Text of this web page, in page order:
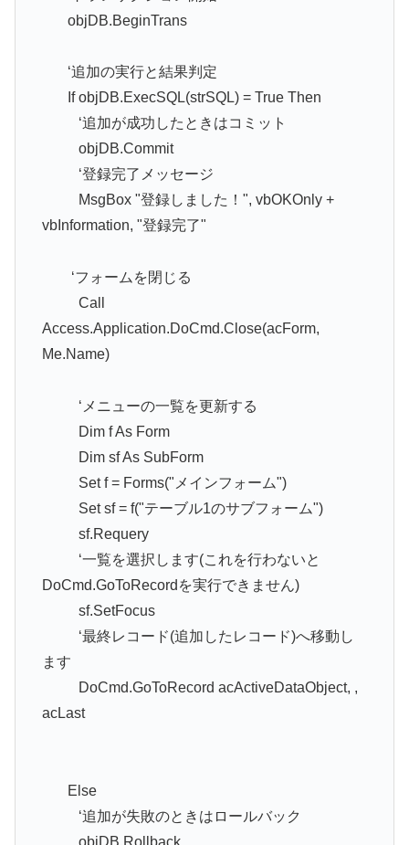
objDB.BeginTrans
‘追加の実行と結果判定
If objDB.ExecSQL(strSQL) = True Then
‘追加が成功したときはコミット
objDB.Commit
‘登録完了メッセージ
MsgBox "登録しました！", vbOKOnly +
vbInformation, "登録完了"
‘フォームを閉じる
Call
Access.Application.DoCmd.Close(acForm,
Me.Name)
‘メニューの一覧を更新する
Dim f As Form
Dim sf As SubForm
Set f = Forms("メインフォーム")
Set sf = f("テーブル1のサブフォーム")
sf.Requery
‘一覧を選択します(これを行わないと
DoCmd.GoToRecordを実行できません)
sf.SetFocus
‘最終レコード(追加したレコード)へ移動し
ます
DoCmd.GoToRecord acActiveDataObject, ,
acLast
Else
‘追加が失敗のときはロールバック
objDB.Rollback